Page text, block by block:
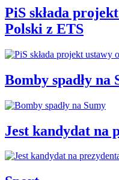
PiS składa
Polski z ETS
Bomby spadły na
Jest kandydat na